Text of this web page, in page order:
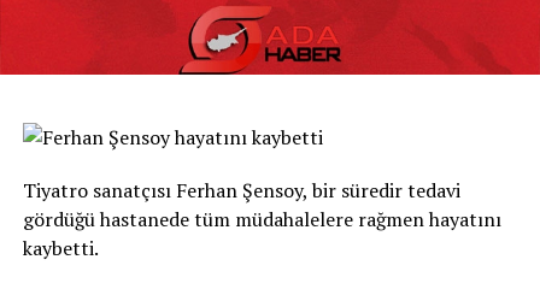
Tiyatro sanatçısı Ferhan Şensoy, bir süredir tedavi
gördüğü hastanede tüm müdahalelere rağmen hayatını
kaybetti.